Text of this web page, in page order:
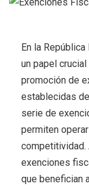
En la
un papel
promoción de
establecidas
serie de
permiten
competitividad.
exenciones
que benefician